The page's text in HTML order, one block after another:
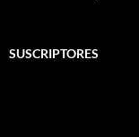
SUSCRIPTORES